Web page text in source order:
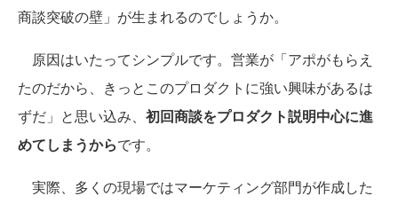
商談突破の壁」が生まれるのでしょうか。
原因はいたってシンプルです。営業が「アポがもらえ
たのだから、きっとこのプロダクトに強い興味があるは
ずだ」と思い込み、 初回商談をプロダクト説明中心に進
めてしまうからです。
実際、多くの現場ではマーケティング部門が作成した